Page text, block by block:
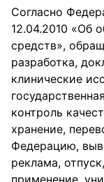
Согласно
12.04.2010 «Об
средств»,
разработка,
клинические
контроль
хранение,
Федерацию,
реклама,
применение,